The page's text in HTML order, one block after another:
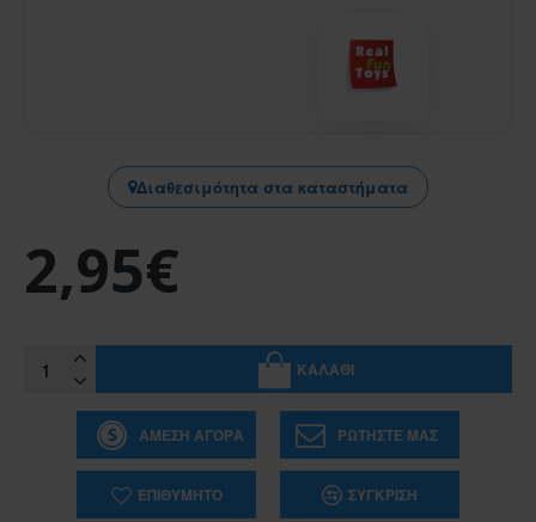
Διαθεσιμότητα στα καταστήματα
2,95€
ΚΑΛΆΘΙ
ΆΜΕΣΗ ΑΓΟΡΆ ΡΩΤΉΣΤΕ ΜΑΣ
ΕΠΙΘΥΜΗΤΌ ΣΎΓΚΡΙΣΗ